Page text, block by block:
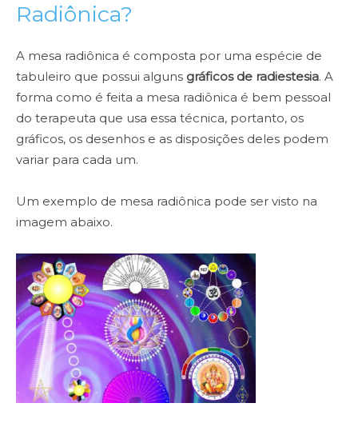
Radiônica?
A mesa radiônica é composta por uma espécie de
tabuleiro que possui alguns gráficos de radiestesia. A
forma como é feita a mesa radiônica é bem pessoal
do terapeuta que usa essa técnica, portanto, os
gráficos, os desenhos e as disposições deles podem
variar para cada um.
Um exemplo de mesa radiônica pode ser visto na
imagem abaixo.